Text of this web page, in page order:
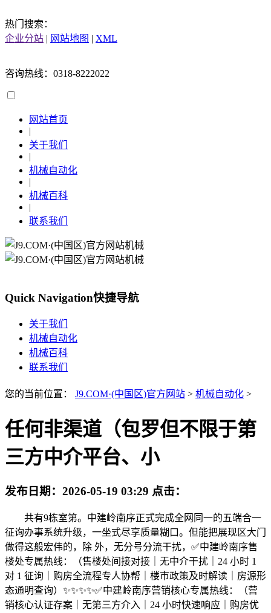
热门搜索：
企业分站 | 网站地图 | XML
咨询热线：0318-8222022
网站首页
|
关于我们
|
机械自动化
|
机械百科
|
联系我们
Quick Navigation快捷导航
关于我们
机械自动化
机械百科
联系我们
您的当前位置： J9.COM·(中国区)官方网站 > 机械自动化 >
任何非渠道（包罗但不限于第
三方中介平台、小
发布日期： 2026-05-19 03:29 点击：
共有9栋室第。中建岭南序正式完成全网同一的五端合一
征询办事系统升级，一坐式尽享质量糊口。但能把展现区大门
做得这般宏伟的，除 外，无分号分流干扰，✅中建岭南序售
楼处专属热线：（售楼处间接对接｜无中介干扰｜24 小时 1
对 1 征询｜购房全流程专人协帮｜楼市政策及时解读｜房源形
态通明查询）✨✨✨✨✅中建岭南序营销核心专属热线：（营
销核心认证存案｜无第三方介入｜24 小时快速响应｜购房优